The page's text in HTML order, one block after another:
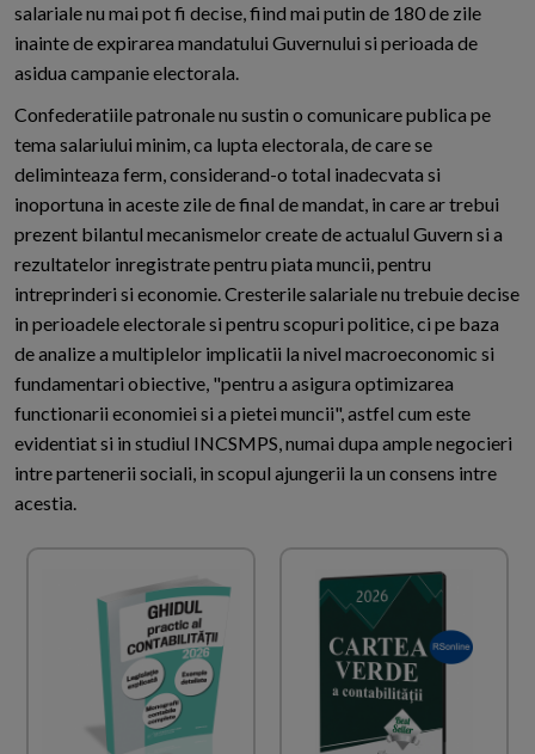
salariale nu mai pot fi decise, fiind mai putin de 180 de zile
inainte de expirarea mandatului Guvernului si perioada de
asidua campanie electorala.
Confederatiile patronale nu sustin o comunicare publica pe
tema salariului minim, ca lupta electorala, de care se
deliminteaza ferm, considerand-o total inadecvata si
inoportuna in aceste zile de final de mandat, in care ar trebui
prezent bilantul mecanismelor create de actualul Guvern si a
rezultatelor inregistrate pentru piata muncii, pentru
intreprinderi si economie. Cresterile salariale nu trebuie decise
in perioadele electorale si pentru scopuri politice, ci pe baza
de analize a multiplelor implicatii la nivel macroeconomic si
fundamentari obiective, "pentru a asigura optimizarea
functionarii economiei si a pietei muncii", astfel cum este
evidentiat si in studiul INCSMPS, numai dupa ample negocieri
intre partenerii sociali, in scopul ajungerii la un consens intre
acestia.